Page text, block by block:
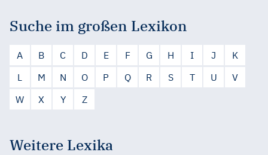
Suche im großen Lexikon
A B C D E F G H I J
K
L
M N O P Q R S T U
V
W
X Y Z
Weitere Lexika